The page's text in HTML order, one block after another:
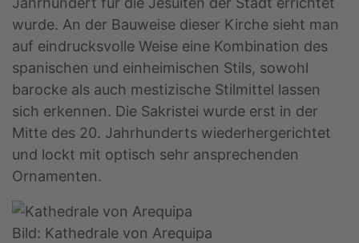
wurde. An der Bauweise dieser Kirche sieht man
auf eindrucksvolle Weise eine Kombination des
spanischen und einheimischen Stils, sowohl
barocke als auch mestizische Stilmittel lassen
sich erkennen. Die Sakristei wurde erst in der
Mitte des 20. Jahrhunderts wiederhergerichtet
und lockt mit optisch sehr ansprechenden
Ornamenten.
Bild: Kathedrale von Arequipa